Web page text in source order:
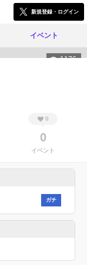
新規登録・ログイン
イベント
1176
0
0
イベント
ガチ